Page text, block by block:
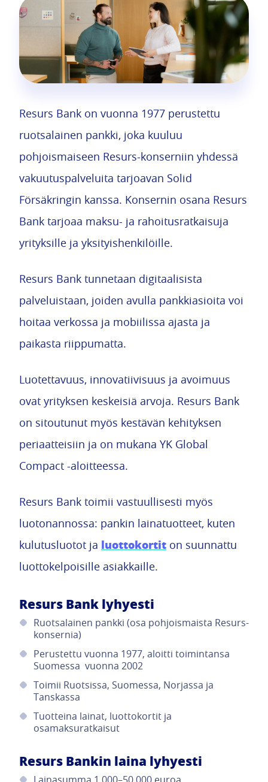
Resurs Bank on vuonna 1977 perustettu
ruotsalainen pankki, joka kuuluu
pohjoismaiseen Resurs-konserniin yhdessä
vakuutuspalveluita tarjoavan Solid
Försäkringin kanssa. Konsernin osana Resurs
Bank tarjoaa maksu- ja rahoitusratkaisuja
yrityksille ja yksityishenkilöille.
Resurs Bank tunnetaan digitaalisista
palveluistaan, joiden avulla pankkiasioita voi
hoitaa verkossa ja mobiilissa ajasta ja
paikasta riippumatta.
Luotettavuus, innovatiivisuus ja avoimuus
ovat yrityksen keskeisiä arvoja. Resurs Bank
on sitoutunut myös kestävän kehityksen
periaatteisiin ja on mukana YK Global
Compact -aloitteessa.
Resurs Bank toimii vastuullisesti myös
luotonannossa: pankin lainatuotteet, kuten
kulutusluotot ja luottokortit on suunnattu
luottokelpoisille asiakkaille.
Resurs Bank lyhyesti
Ruotsalainen pankki (osa pohjoismaista Resurs-
konsernia)
Perustettu vuonna 1977, aloitti toimintansa
Suomessa vuonna 2002
Toimii Ruotsissa, Suomessa, Norjassa ja
Tanskassa
Tuotteina lainat, luottokortit ja
osamaksuratkaisut
Resurs Bankin laina lyhyesti